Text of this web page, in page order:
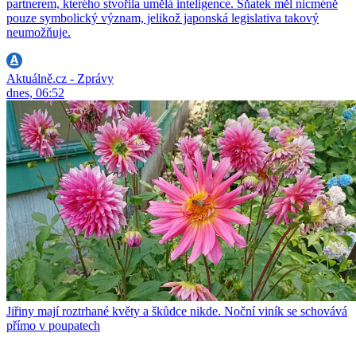
partnerem, kterého stvořila umělá inteligence. Sňatek měl nicméně
pouze symbolický význam, jelikož japonská legislativa takový
neumožňuje.
Aktuálně.cz - Zprávy
dnes, 06:52
Jiřiny mají roztrhané květy a škůdce nikde. Noční viník se schovává
přímo v poupatech